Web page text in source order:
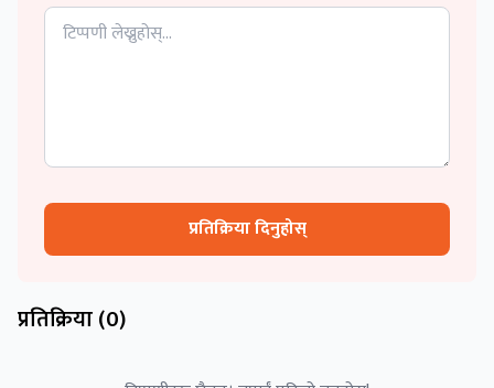
प्रतिक्रिया दिनुहोस्
प्रतिक्रिया (0)